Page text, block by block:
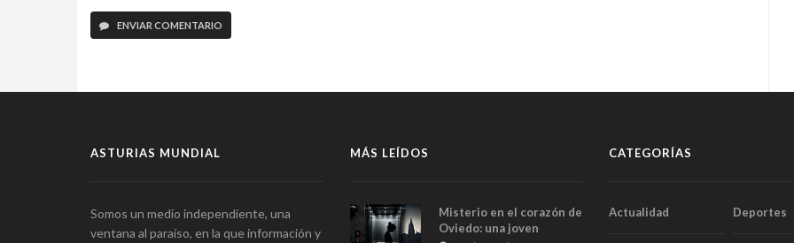
ENVIAR COMENTARIO
ASTURIAS MUNDIAL
Somos un medio independiente, una
ventana al paraíso, en la que información y
MÁS LEÍDOS
Misterio en el corazón de
Oviedo: una joven
CATEGORÍAS
Actualidad Deportes